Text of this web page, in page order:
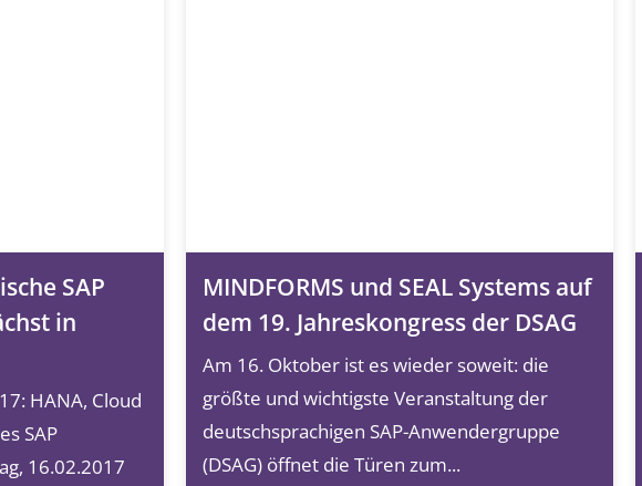
SAP
in
HANA, Cloud
SAP
16.02.2017
MINDFORMS und SEAL Systems auf
dem 19. Jahreskongress der DSAG
Am 16. Oktober ist es wieder soweit: die
größte und wichtigste Veranstaltung der
deutschsprachigen SAP-Anwendergruppe
(DSAG) öffnet die Türen zum...